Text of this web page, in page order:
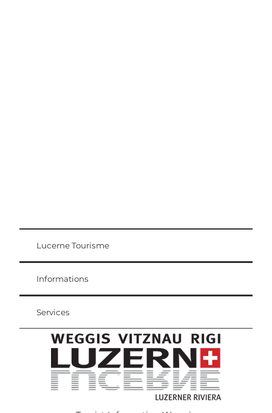
Carte d'hôte
Weggis Vitznau Rigi
Lucerne Tourisme
Informations
Services